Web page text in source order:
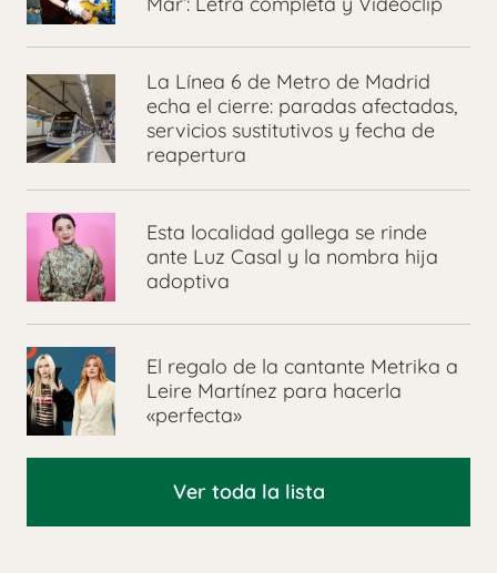
La Línea 6 de Metro de Madrid
echa el cierre: paradas afectadas,
servicios sustitutivos y fecha de
reapertura
Esta localidad gallega se rinde
ante Luz Casal y la nombra hija
adoptiva
El regalo de la cantante Metrika a
Leire Martínez para hacerla
«perfecta»
Ver toda la lista